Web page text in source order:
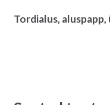
Tordialus,